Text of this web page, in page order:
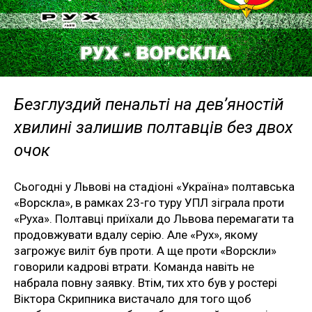
Безглуздий пенальті на дев’яностій
хвилині залишив полтавців без двох
очок
Сьогодні у Львові на стадіоні «Україна» полтавська
«Ворскла», в рамках 23-го туру УПЛ зіграла проти
«Руха». Полтавці приїхали до Львова перемагати та
продовжувати вдалу серію. Але «Рух», якому
загрожує виліт був проти. А ще проти «Ворскли»
говорили кадрові втрати. Команда навіть не
набрала повну заявку. Втім, тих хто був у ростері
Віктора Скрипника вистачало для того щоб